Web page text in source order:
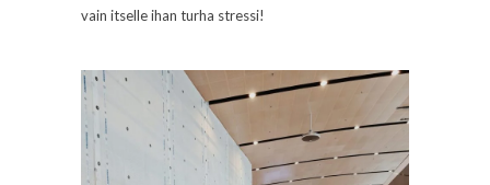
vain itselle ihan turha stressi!